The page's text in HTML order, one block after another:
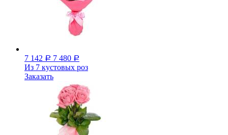
7 142 Р 7 480 Р
Из 7 кустовых роз
Заказать